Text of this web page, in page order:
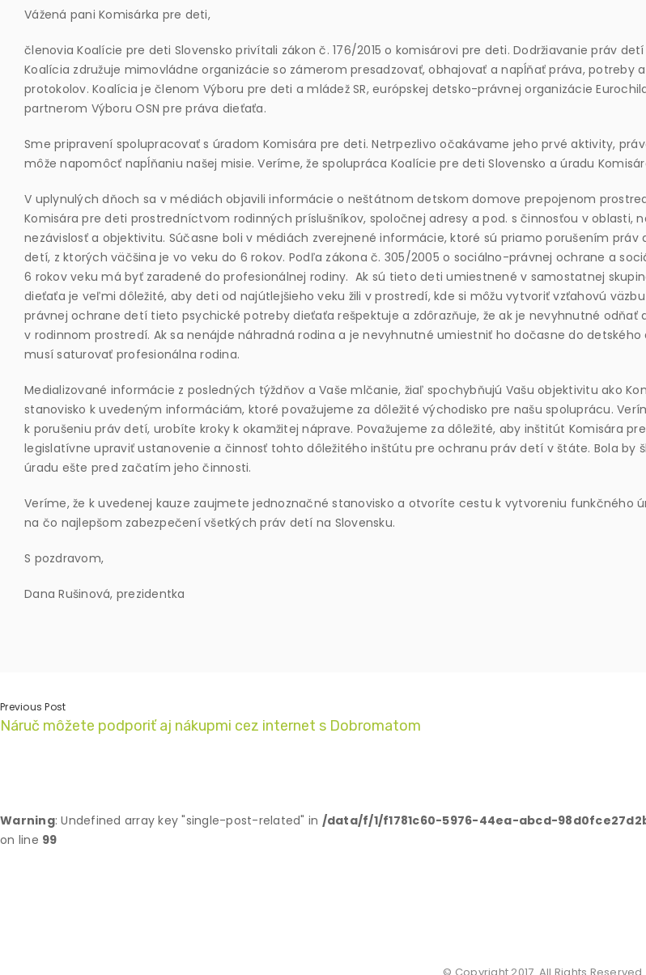
Vážená pani Komisárka pre deti,
členovia Koalície pre deti Slovensko privítali zákon č. 176/2015 o komisárovi pre deti. Dodržiavanie práv
Koalícia združuje mimovládne organizácie so zámerom presadzovať, obhajovať a napĺňať práva,
protokolov. Koalícia je členom Výboru pre deti a mládež SR, európskej detsko-právnej organizácie
partnerom Výboru OSN pre práva dieťaťa.
Sme pripravení spolupracovať s úradom Komisára pre deti. Netrpezlivo očakávame jeho prvé aktivity,
môže napomôcť napĺňaniu našej misie. Veríme, že spolupráca Koalície pre deti Slovensko a úradu
V uplynulých dňoch sa v médiách objavili informácie o neštátnom detskom domove prepojenom
Komisára pre deti prostredníctvom rodinných príslušníkov, spoločnej adresy a pod. s činnosťou v oblasti,
nezávislosť a objektivitu. Súčasne boli v médiách zverejnené informácie, ktoré sú priamo porušením
detí, z ktorých väčšina je vo veku do 6 rokov. Podľa zákona č. 305/2005 o sociálno-právnej ochrane a
6 rokov veku má byť zaradené do profesionálnej rodiny. Ak sú tieto deti umiestnené v samostatnej
dieťaťa je veľmi dôležité, aby deti od najútlejšieho veku žili v prostredí, kde si môžu vytvoriť vzťahovú
právnej ochrane detí tieto psychické potreby dieťaťa rešpektuje a zdôrazňuje, že ak je nevyhnutné
v rodinnom prostredí. Ak sa nenájde náhradná rodina a je nevyhnutné umiestniť ho dočasne do
musí saturovať profesionálna rodina.
Medializované informácie z posledných týždňov a Vaše mlčanie, žiaľ spochybňujú Vašu objektivitu ako
stanovisko k uvedeným informáciám, ktoré považujeme za dôležité východisko pre našu spoluprácu.
k porušeniu práv detí, urobíte kroky k okamžitej náprave. Považujeme za dôležité, aby inštitút Komisára
legislatívne upraviť ustanovenie a činnosť tohto dôležitého inštútu pre ochranu práv detí v štáte. Bola by
úradu ešte pred začatím jeho činnosti.
Veríme, že k uvedenej kauze zaujmete jednoznačné stanovisko a otvoríte cestu k vytvoreniu funkčného
na čo najlepšom zabezpečení všetkých práv detí na Slovensku.
S pozdravom,
Dana Rušinová, prezidentka
Previous Post
Náruč môžete podporiť aj nákupmi cez internet s Dobromatom
Warning: Undefined array key "single-post-related" in /data/f/1/f1781c60-5976-44ea-abcd-
on line 99